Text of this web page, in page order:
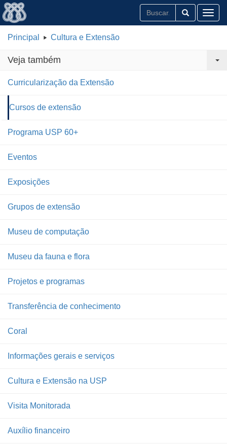
Principal Cultura e Extensão
Veja também
Curricularização da Extensão
Cursos de extensão
Programa USP 60+
Eventos
Exposições
Grupos de extensão
Museu de computação
Museu da fauna e flora
Projetos e programas
Transferência de conhecimento
Coral
Informações gerais e serviços
Cultura e Extensão na USP
Visita Monitorada
Auxílio financeiro